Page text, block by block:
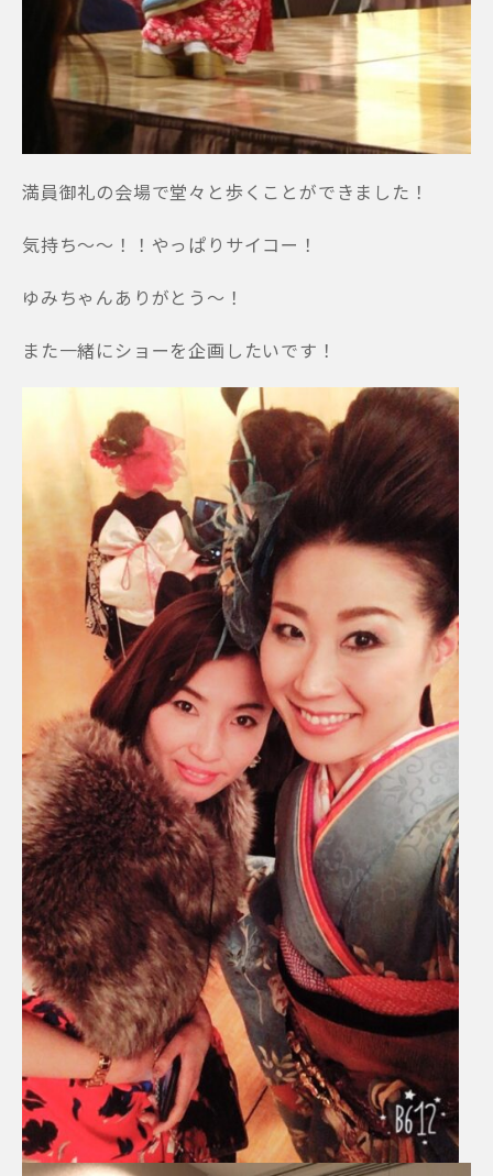
満員御礼の会場で堂々と歩くことができました！
気持ち～～！！やっぱりサイコー！
ゆみちゃんありがとう～！
また一緒にショーを企画したいです！